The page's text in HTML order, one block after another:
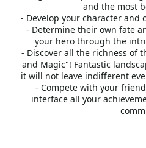
and the most
- Develop your character and
- Determine their own fate
your hero through the
- Discover all the richness of
and Magic"! Fantastic
it will not leave indifferent
- Compete with your
interface all your